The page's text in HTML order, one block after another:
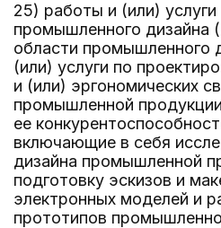
25) работы и (или) услуги
промышленного дизайна
области промышленного
(или) услуги по
и (или) эргономических
промышленной
ее
включающие в себя
дизайна промышленной
подготовку эскизов и
электронных моделей и
прототипов